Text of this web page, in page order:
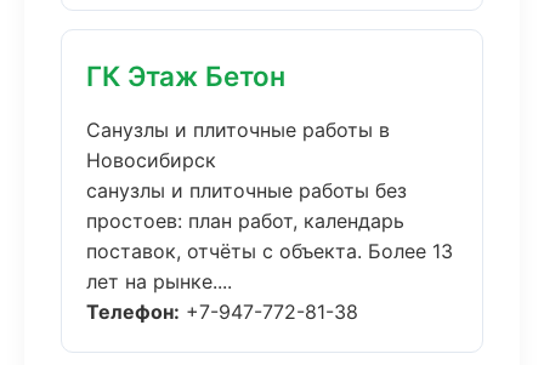
ГК Этаж Бетон
Санузлы и плиточные работы в
Новосибирск
санузлы и плиточные работы без
простоев: план работ, календарь
поставок, отчёты с объекта. Более 13
лет на рынке....
Телефон: +7-947-772-81-38